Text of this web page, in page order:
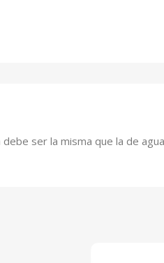
ser la misma que la de agua